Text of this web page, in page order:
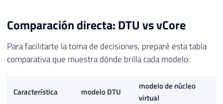
Comparación directa: DTU vs vCore
Para facilitarte la toma de decisiones, preparé esta tabla
comparativa que muestra dónde brilla cada modelo:
Característica modelo DTU
modelo de núcleo
virtual